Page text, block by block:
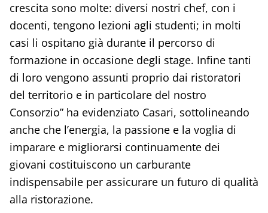
crescita sono molte: diversi nostri chef, con i
docenti, tengono lezioni agli studenti; in molti
casi li ospitano già durante il percorso di
formazione in occasione degli stage. Infine tanti
di loro vengono assunti proprio dai ristoratori
del territorio e in particolare del nostro
Consorzio” ha evidenziato Casari, sottolineando
anche che l’energia, la passione e la voglia di
imparare e migliorarsi continuamente dei
giovani costituiscono un carburante
indispensabile per assicurare un futuro di qualità
alla ristorazione.